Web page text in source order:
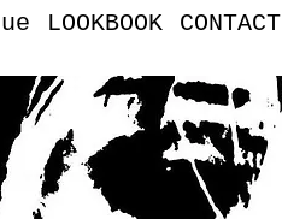
LOOKBOOK CONTACT